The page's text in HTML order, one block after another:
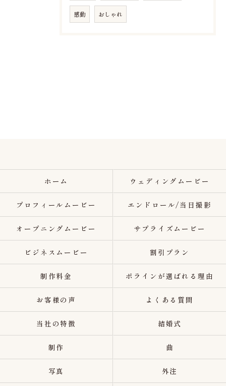
感動 おしゃれ
ホーム ウェディングムービー
プロフィールムービー エンドロール/当日撮影
オープニングムービー サプライズムービー
ビジネスムービー 割引プラン
制作料金 ポラインが選ばれる理由
お客様の声 よくある質問
当社の特徴 結婚式
制作 曲
写真 外注